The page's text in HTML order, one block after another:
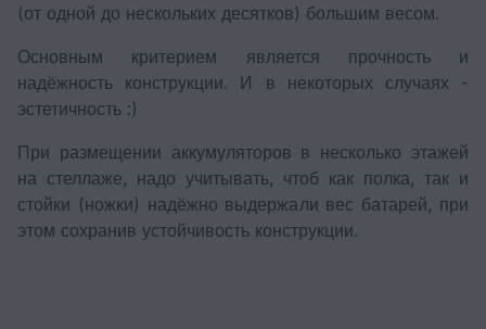
(от одной до нескольких десятков) большим весом.
Основным критерием является прочность и
надёжность конструкции. И в некоторых случаях -
эстетичность :)
При размещении аккумуляторов в несколько этажей
на стеллаже, надо учитывать, чтоб как полка, так и
стойки (ножки) надёжно выдержали вес батарей, при
этом сохранив устойчивость конструкции.